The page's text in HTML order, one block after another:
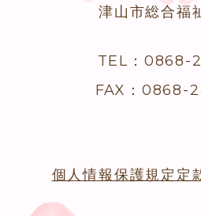
津山市総合福
TEL：0868-
FAX：0868-
個人情報保護規定 定